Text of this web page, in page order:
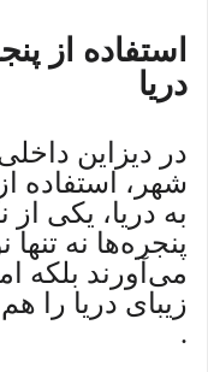
استفاده از
دریا
در دیزاین
شهر، استفاده
به دریا، یکی
پنجره‌ها نه
می‌آورند بلکه
زیبای دریا را
.